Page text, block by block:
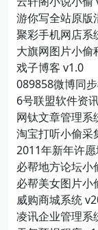
游你写全站原版
聚彩手机网店系
大旗网图片小偷
戏子博客 v1.0
089858微博同
6号联盟软件资
网钛文章管理
淘宝打听小偷
2011年新年许
必帮地方论坛小
必帮美女图片小
威购商城系统
凌讯企业管理系